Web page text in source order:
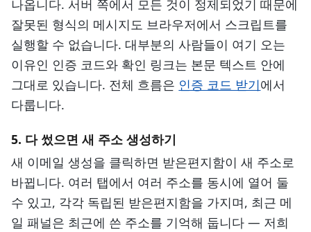
나옵니다. 서버 쪽에서 모든 것이 정제되었기 때문에
잘못된 형식의 메시지도 브라우저에서 스크립트를
실행할 수 없습니다. 대부분의 사람들이 여기 오는
이유인 인증 코드와 확인 링크는 본문 텍스트 안에
그대로 있습니다. 전체 흐름은 인증 코드 받기에서
다룹니다.
5. 다 썼으면 새 주소 생성하기
새 이메일 생성을 클릭하면 받은편지함이 새 주소로
바뀝니다. 여러 탭에서 여러 주소를 동시에 열어 둘
수 있고, 각각 독립된 받은편지함을 가지며, 최근 메
일 패널은 최근에 쓴 주소를 기억해 둡니다 — 저희